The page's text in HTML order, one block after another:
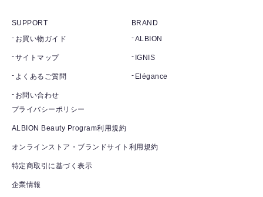
SUPPORT
お買い物ガイド
サイトマップ
よくあるご質問
お問い合わせ
BRAND
ALBION
IGNIS
Elégance
プライバシーポリシー
ALBION Beauty Program利用規約
オンラインストア・ブランドサイト利用規約
特定商取引に基づく表示
企業情報